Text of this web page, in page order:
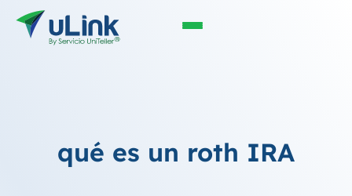
qué es un roth IRA